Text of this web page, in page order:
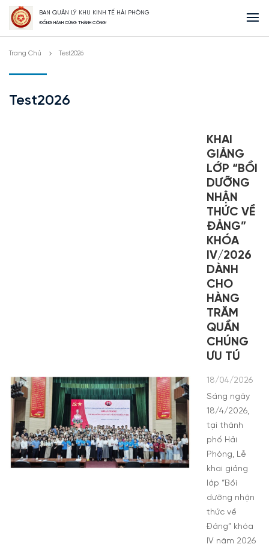
BAN QUẢN LÝ KHU KINH TẾ HẢI PHÒNG
ĐỒNG HÀNH CÙNG THÀNH CÔNG!
Trang Chủ Test2026
Test2026
KHAI
GIẢNG
LỚP “BỒI
DƯỠNG
NHẬN
THỨC VỀ
ĐẢNG”
KHÓA
IV/2026
DÀNH
CHO
HÀNG
TRĂM
QUẦN
CHÚNG
ƯU TÚ
18/04/2026
Sáng ngày
18/4/2026,
tại thành
phố Hải
Phòng, Lễ
khai giảng
lớp “Bồi
dưỡng nhận
thức về
Đảng” khóa
IV năm 2026